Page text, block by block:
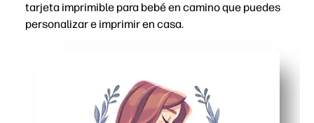
tarjeta imprimible para bebé en camino que puedes
personalizar e imprimir en casa.
La parte frontal sin texto te permite añadir tu propio
Ideal para baby showers, anuncios de embarazo y
Las ilustraciones nítidas y encantadoras se ven